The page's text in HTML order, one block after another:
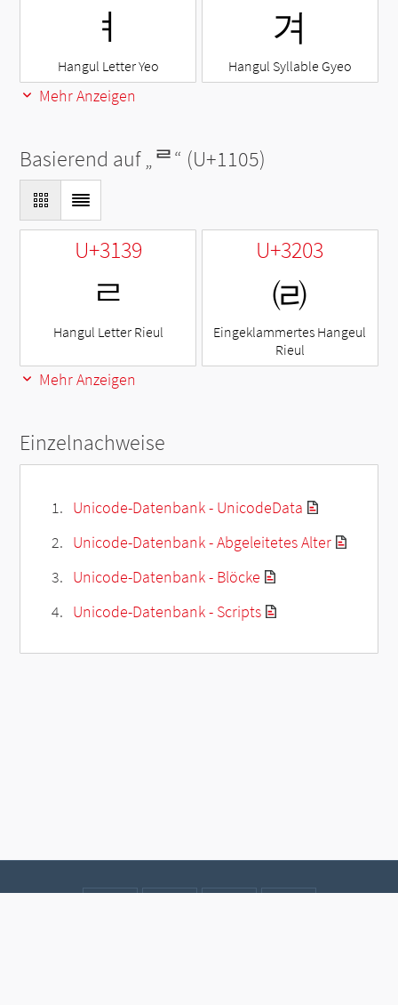
ㅕ
Hangul Letter Yeo
겨
Hangul Syllable Gyeo
Mehr Anzeigen
Basierend auf „ᄅ“ (U+1105)
U+3139
ㄹ
Hangul Letter Rieul
U+3203
㈃
Eingeklammertes Hangeul
Rieul
Mehr Anzeigen
Einzelnachweise
Unicode-Datenbank - UnicodeData
Unicode-Datenbank - Abgeleitetes Alter
Unicode-Datenbank - Blöcke
Unicode-Datenbank - Scripts